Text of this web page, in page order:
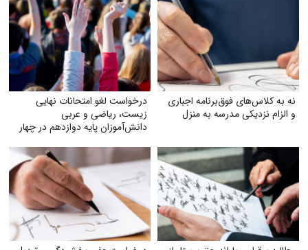
نه به کلاس‌های فوق‌برنامه اجباری
و الزام نزدیکی مدرسه به منزل
درخواست لغو امتحانات نهایی
زیست، ریاضی و عربی
دانش‌آموزان پایه دوازدهم در چهار